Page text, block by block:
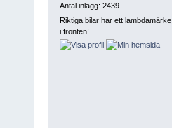
Antal inlägg: 2439
Riktiga bilar har ett lambdamärke
i fronten!